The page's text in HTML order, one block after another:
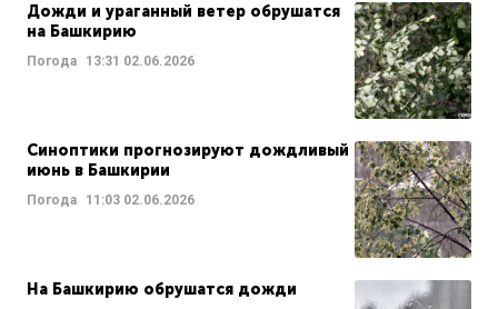
Дожди и ураганный ветер обрушатся
на Башкирию
Погода 13:31 02.06.2026
Синоптики прогнозируют дождливый
июнь в Башкирии
Погода 11:03 02.06.2026
На Башкирию обрушатся дожди